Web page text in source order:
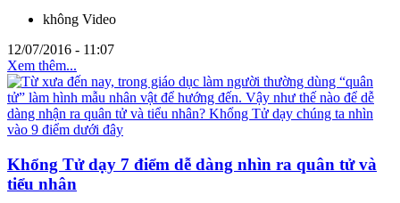
không Video
12/07/2016 - 11:07
Xem thêm...
Khổng Tử dạy 7 điểm dễ dàng nhìn ra quân tử và
tiểu nhân